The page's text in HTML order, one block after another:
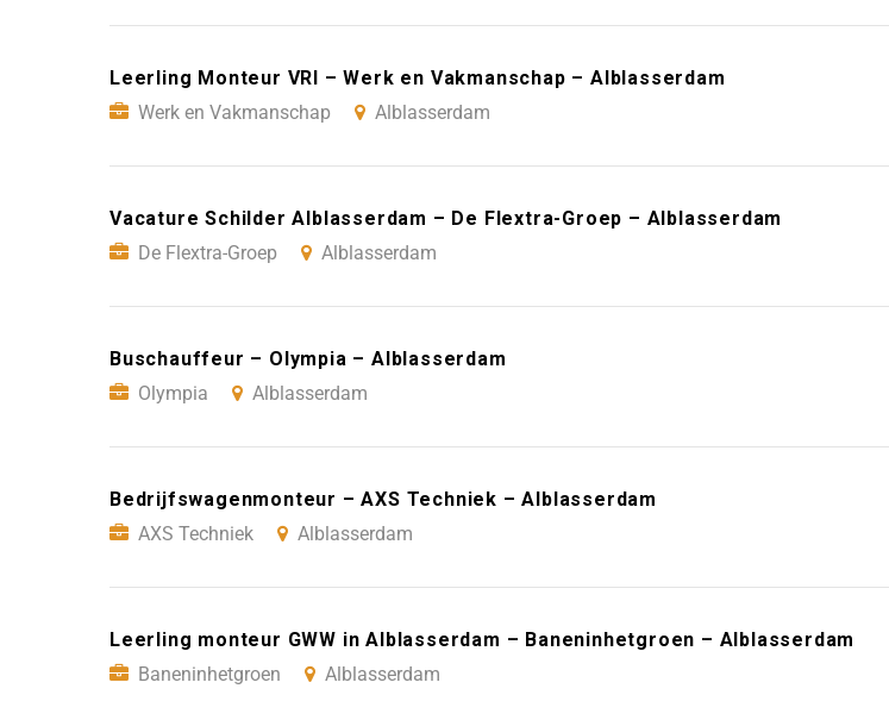
Leerling Monteur VRI – Werk en Vakmanschap – Alblasserdam
Werk en Vakmanschap
Alblasserdam
Vacature Schilder Alblasserdam – De Flextra-Groep – Alblasserdam
De Flextra-Groep
Alblasserdam
Buschauffeur – Olympia – Alblasserdam
Olympia
Alblasserdam
Bedrijfswagenmonteur – AXS Techniek – Alblasserdam
AXS Techniek
Alblasserdam
Leerling monteur GWW in Alblasserdam – Baneninhetgroen – Alblasserdam
Baneninhetgroen
Alblasserdam